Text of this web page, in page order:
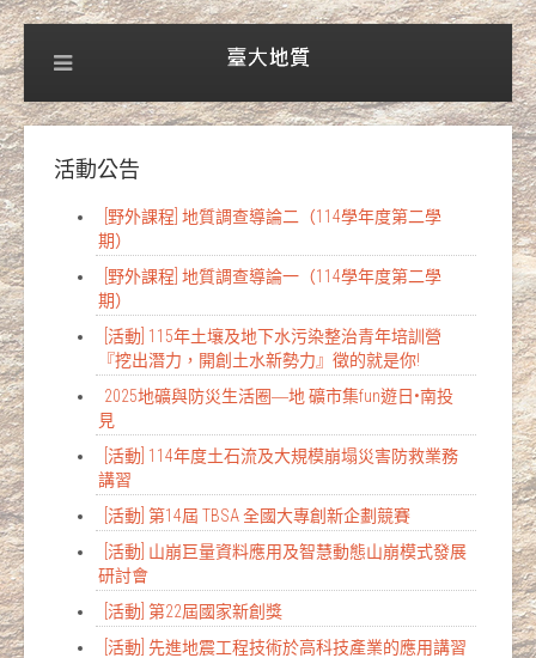
活動公告
[野外課程] 地質調查導論二（114學年度第二學
期）
[野外課程] 地質調查導論一（114學年度第二學
期）
[活動] 115年土壤及地下水污染整治青年培訓營
『挖出潛力，開創土水新勢力』徵的就是你!
2025地礦與防災生活圈―地 礦市集fun遊日•南投
見
[活動] 114年度土石流及大規模崩塌災害防救業務
講習
[活動] 第14屆 TBSA 全國大專創新企劃競賽
[活動] 山崩巨量資料應用及智慧動態山崩模式發展
研討會
[活動] 第22屆國家新創獎
[活動] 先進地震工程技術於高科技產業的應用講習